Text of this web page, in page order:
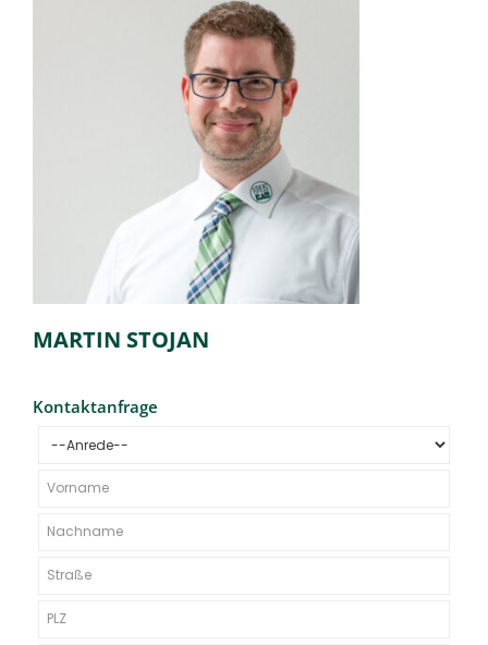
MARTIN STOJAN
Kontaktanfrage